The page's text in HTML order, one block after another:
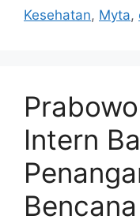
Kesehatan, Myta,
Intern